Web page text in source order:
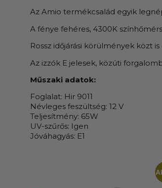
Az Amio termékcsalád egyik
A fénye fehéres, 4300K
Rossz időjárási körülmények közt
Az izzók E jelesek, közúti
Műszaki adatok:
Foglalat: Hir 9011
Névleges feszültség: 12 V
Teljesítmény: 65W
UV-szűrős: Igen
Jóváhagyás: E1